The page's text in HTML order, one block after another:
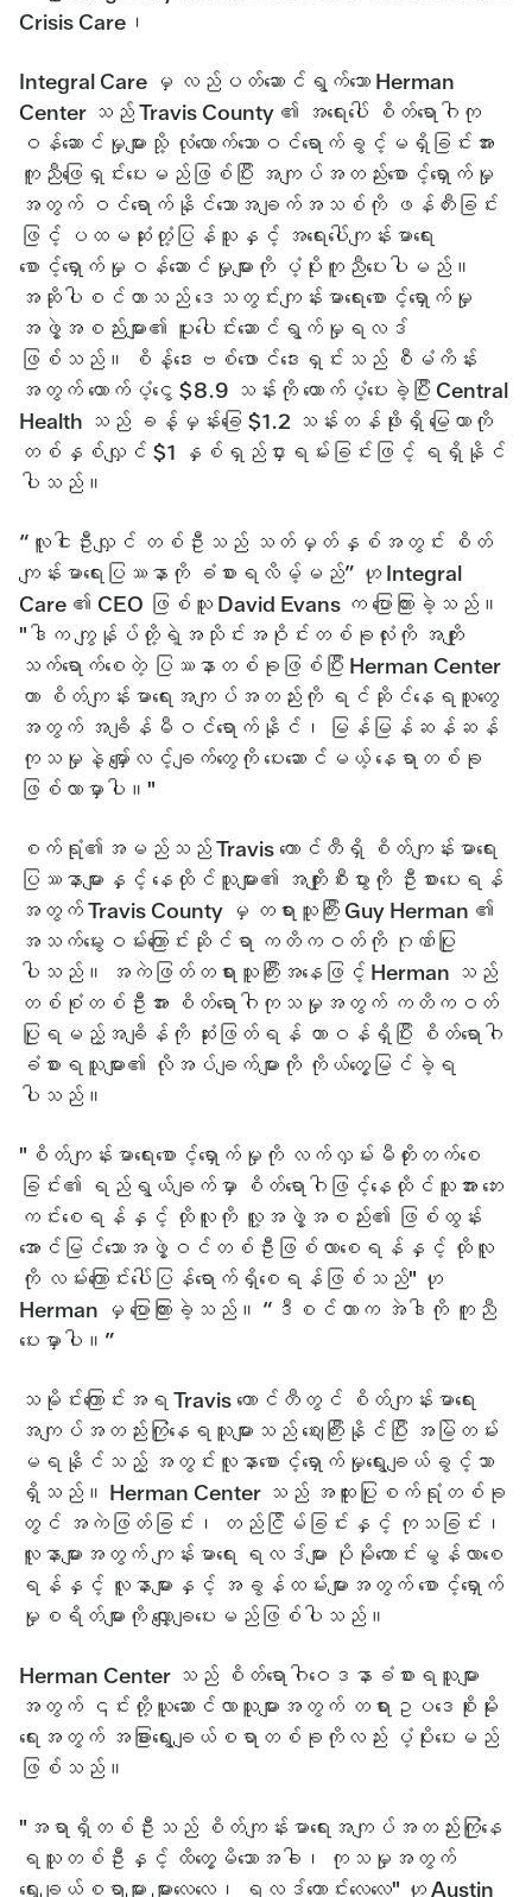
Crisis Care၊
Integral Care မှ လည်ပတ်ဆောင်ရွက်သော Herman
Center သည် Travis County ၏ အရေးပေါ် စိတ်ရောဂါကု
ဝန်ဆောင်မှုများသို့ လုံလောက်သောဝင်ရောက်ခွင့်မရှိခြင်းအား
ကူညီဖြေရှင်းပေးမည်ဖြစ်ပြီး အကျပ်အတည်းစောင့်ရှောက်မှု
အတွက် ဝင်ရောက်နိုင်သောအချက်အသစ်ကို ဖန်တီးခြင်း
ဖြင့် ပထမဆုံးတုံ့ပြန်သူနှင့် အရေးပေါ်ကျန်းမာရေး
စောင့်ရှောက်မှုဝန်ဆောင်မှုများကို ပံ့ပိုးကူညီပေးပါမည်။
အဆိုပါစင်တာသည် ဒေသတွင်းကျန်းမာရေးစောင့်ရှောက်မှု
အဖွဲ့အစည်းများ၏ ပူးပေါင်းဆောင်ရွက်မှုရလဒ်
ဖြစ်သည်။ စိန့်ဒေးဗစ်ဖောင်ဒေးရှင်းသည် စီမံကိန်း
အတွက် ထောက်ပံ့ငွေ $8.9 သန်းကို ထောက်ပံ့ပေးခဲ့ပြီး Central
Health သည် ခန့်မှန်းခြေ $1.2 သန်းတန်ဖိုးရှိ မြေယာကို
တစ်နှစ်လျှင် $1 နှစ်ရှည်ငှားရမ်းခြင်းဖြင့် ရရှိနိုင်
ပါသည်။
“လူငါးဦးလျှင် တစ်ဦးသည် သတ်မှတ်နှစ်အတွင်း စိတ်
ကျန်းမာရေးပြဿနာကို ခံစားရလိမ့်မည်” ဟု Integral
Care ၏ CEO ဖြစ်သူ David Evans က ပြောကြားခဲ့သည်။
"ဒါက ကျွန်ုပ်တို့ရဲ့အသိုင်းအဝိုင်းတစ်ခုလုံးကို အကျိုး
သက်ရောက်စေတဲ့ ပြဿနာတစ်ခုဖြစ်ပြီး Herman Center
ဟာ စိတ်ကျန်းမာရေးအကျပ်အတည်းကို ရင်ဆိုင်နေရသူတွေ
အတွက် အချိန်မီဝင်ရောက်နိုင်၊ မြန်မြန်ဆန်ဆန်
ကုသမှုနဲ့ မျှော်လင့်ချက်တွေကို ပေးဆောင်မယ့် နေရာတစ်ခု
ဖြစ်လာမှာပါ။"
စက်ရုံ၏အမည်သည် Travis ကောင်တီရှိ စိတ်ကျန်းမာရေး
ပြဿနာများနှင့် နေထိုင်သူများ၏ အကျိုးစီးပွားကို ဦးစားပေးရန်
အတွက် Travis County မှ တရားသူကြီး Guy Herman ၏
အသက်မွေးဝမ်းကြောင်းဆိုင်ရာ ကတိကဝတ်ကို ဂုဏ်ပြု
ပါသည်။ အကဲဖြတ်တရားသူကြီးအနေဖြင့် Herman သည်
တစ်စုံတစ်ဦးအား စိတ်ရောဂါကုသမှုအတွက် ကတိကဝတ်
ပြုရမည့်အချိန်ကို ဆုံးဖြတ်ရန် တာဝန်ရှိပြီး စိတ်ရောဂါ
ခံစားရသူများ၏ လိုအပ်ချက်များကို ကိုယ်တွေ့မြင်ခဲ့ရ
ပါသည်။
"စိတ်ကျန်းမာရေးစောင့်ရှောက်မှုကို လက်လှမ်းမီတိုးတက်စေ
ခြင်း၏ ရည်ရွယ်ချက်မှာ စိတ်ရောဂါဖြင့်နေထိုင်သူအား ဘေး
ကင်းစေရန်နှင့် ထိုလူကို လူ့အဖွဲ့အစည်း၏ ဖြစ်ထွန်း
အောင်မြင်သောအဖွဲ့ဝင်တစ်ဦးဖြစ်လာစေရန်နှင့် ထိုလူ
ကို လမ်းကြောင်းပေါ်ပြန်ရောက်ရှိစေရန်ဖြစ်သည်" ဟု
Herman မှ ပြောကြားခဲ့သည်။ “ဒီစင်တာက အဲဒါကို ကူညီ
ပေးမှာပါ။”
သမိုင်းကြောင်းအရ Travis ကောင်တီတွင် စိတ်ကျန်းမာရေး
အကျပ်အတည်းကြုံနေရသူများသည် ဈေးကြီးနိုင်ပြီး အမြဲတမ်း
မရနိုင်သည့် အတွင်းလူနာစောင့်ရှောက်မှုရွေးချယ်ခွင့်သာ
ရှိသည်။ Herman Center သည် အထူးပြုစက်ရုံတစ်ခု
တွင် အကဲဖြတ်ခြင်း၊ တည်ငြိမ်ခြင်းနှင့် ကုသခြင်း၊
လူနာများအတွက် ကျန်းမာရေး ရလဒ်များ ပိုမိုကောင်းမွန်လာစေ
ရန်နှင့် လူနာများနှင့် အခွန်ထမ်းများအတွက် စောင့်ရှောက်
မှုစရိတ်များကို လျှော့ချပေးမည်ဖြစ်ပါသည်။
Herman Center သည် စိတ်ရောဂါဝေဒနာခံစားရသူများ
အတွက် ၎င်းတို့ယူဆောင်လာသူများအတွက် တရားဥပဒေစိုးမိုး
ရေးအတွက် အခြားရွေးချယ်စရာတစ်ခုကိုလည်း ပံ့ပိုးပေးမည်
ဖြစ်သည်။
"အရာရှိတစ်ဦးသည် စိတ်ကျန်းမာရေးအကျပ်အတည်းကြုံနေ
ရသူတစ်ဦးနှင့် ထိတွေ့မိသောအခါ၊ ကုသမှုအတွက်
ရွေးချယ်စရာများ များလေလေ၊ ရလဒ်ကောင်းလေလေ" ဟု Austin